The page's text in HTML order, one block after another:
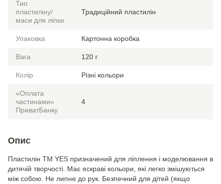
Тип
пластиліну/
маси для ліпки
Традиційний пластилін
Упаковка Картонна коробка
Вага 120 г
Колір Різні кольори
«Оплата
частинами»
ПриватБанку
4
Опис
Пластилін ТМ YES призначений для ліплення і моделювання в
дитячій творчості. Має яскраві кольори, які легко змішуються
між собою. Не липне до рук. Безпечний для дітей (якщо